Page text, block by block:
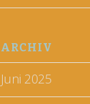
ARCHIV
Juni 2025